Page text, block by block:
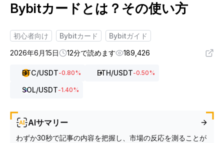
Bybitカードとは？その使い方
初心者向け Bybitカード
Bybitガイド
2026年6月15日
12分で読めます 189,426
BTC/USDT-0.80% ETH/USDT-0.50%
SOL/USDT-1.40%
AIサマリー
わずか30秒で記事の内容を把握し、市場の反応を測ることが